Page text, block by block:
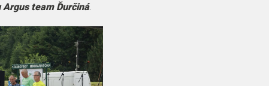
team Ďurčiná.